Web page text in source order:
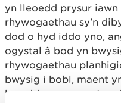
yn lleoedd prysur
rhywogaethau sy'n
dod o hyd iddo yno,
ogystal â bod yn
rhywogaethau
bwysig i bobl, maent
hamdden ac maent yn